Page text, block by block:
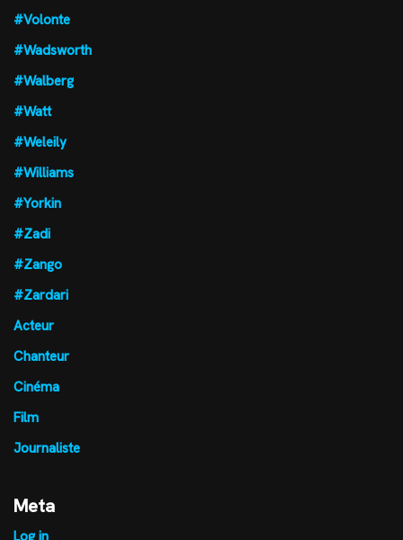
#Volonte
#Wadsworth
#Walberg
#Watt
#Weleily
#Williams
#Yorkin
#Zadi
#Zango
#Zardari
Acteur
Chanteur
Cinéma
Film
Journaliste
Meta